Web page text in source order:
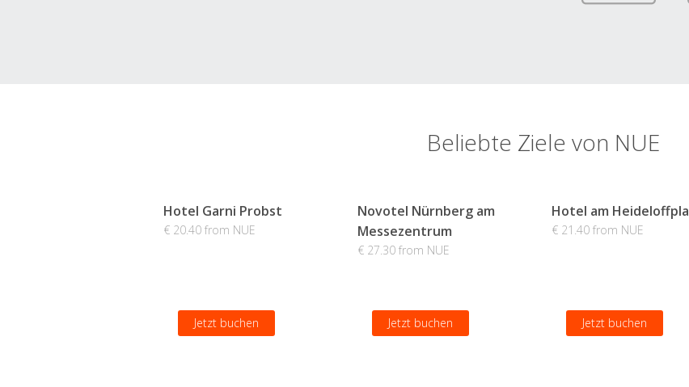
Beliebte Ziele von NUE
Hotel Garni Probst
€ 20.40 from NUE
Jetzt buchen
Novotel Nürnberg am
Messezentrum
€ 27.30 from NUE
Jetzt buchen
Hotel am
€ 21.40 from NUE
Jetzt buchen